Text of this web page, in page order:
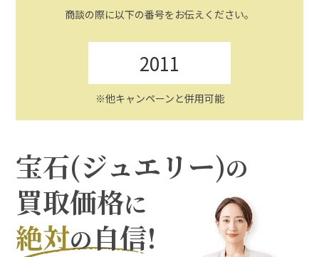
商談の際に以下の番号をお伝えください。
2011
※他キャンペーンと併用可能
宝石(ジュエリー)の
買取価格に
絶対の自信!